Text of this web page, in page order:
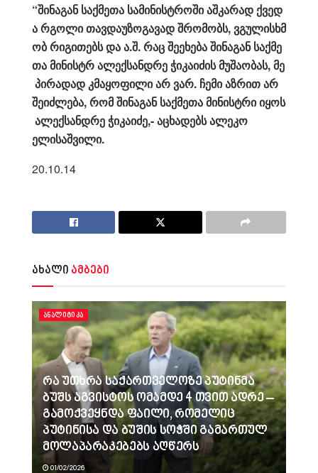
“შინაგან საქმეთა სამინისტროშიაშკარადქვედ
არგოლითავდაუზოგავადშრომობს, ვგულისხმ
ობრიგითებსდაა.შ.რაცშეეხებაშინაგან საქმე
თამინისტრალექსანდრეჭიკაიძისმუშაობას,მე
პირადადკმაყოფილიარ ვარ. ჩემიაზრითარ
შეიძლება,რომშინაგან საქმეთამინისტრიიყოს
ალექსანდრეჭიკაიძე,- აცხადებს ალეკო
ელისაშვილი.
20.10.14
ახალი ამბები
ᲐᲜᲐᲚᲘᲢᲘᲙᲐ
რა უთხრა საქართველოზე პუტინმა
ბუშს აგვისტოს ომამდე 4 თვით ადრე –
გამოქვეყნდა ფაილი, რომელიც
პუტინისა და ბუშის სოჭში გამართულ
მოლაპარაკებებს აღწერს
01/02/2026